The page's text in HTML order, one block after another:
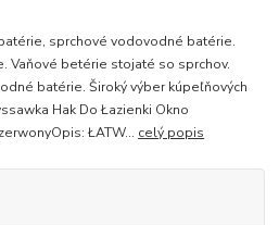
sprchové vodovodné batérie.
Vaňové betérie stojaté so sprchov.
batérie. Široký výber kúpeľňových
Hak Do Łazienki Okno
ŁATW... celý popis